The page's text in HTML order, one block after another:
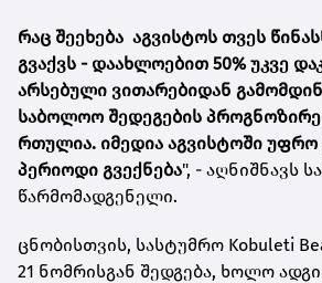
რაც შეეხება აგვისტოს თვეს
გვაქვს - დაახლოებით 50% უკვე
არსებული ვითარებიდან
საბოლოო შედეგების
რთულია. იმედია აგვისტოში
პერიოდი გვექნება", - აღნიშნავს
წარმომადგენელი.
ცნობისთვის, სასტუმრო Kobuleti
21 ნომრისგან შედგება, ხოლო